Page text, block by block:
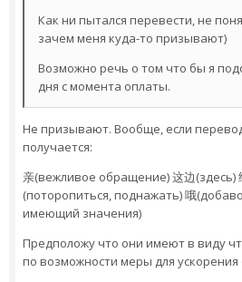
Как ни пытался перевести, не
зачем меня куда-то призывают)
Возможно речь о том что бы я
дня с момента оплаты.
Не призывают. Вообще, если
получается:
亲(вежливое обращение) 这边(здесь)
(поторопиться, поднажать) 哦
имеющий значения)
Предположу что они имеют в виду
по возможности меры для ускорения